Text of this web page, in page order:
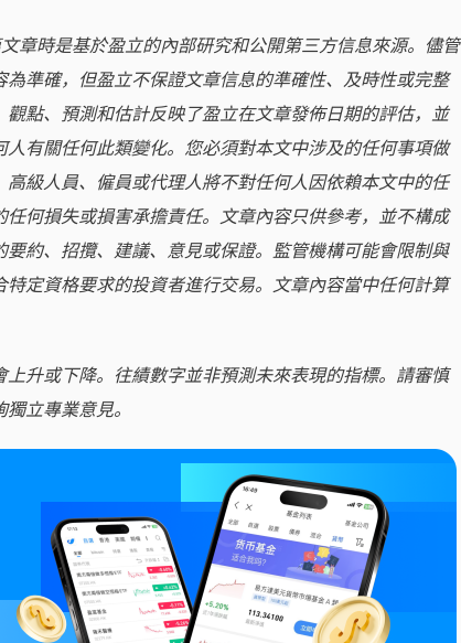
章時是基於盈立的內部研究和公開第三方信息來源。儘管
準確，但盈立不保證文章信息的準確性、及時性或完整
點、預測和估計反映了盈立在文章發佈日期的評估，並
有關任何此類變化。您必須對本文中涉及的任何事項做
級人員、僱員或代理人將不對任何人因依賴本文中的任
何損失或損害承擔責任。文章內容只供參考，並不構成
約、招攬、建議、意見或保證。監管機構可能會限制與
定資格要求的投資者進行交易。文章內容當中任何計算
升或下降。往績數字並非預測未來表現的指標。請審慎
立專業意見。